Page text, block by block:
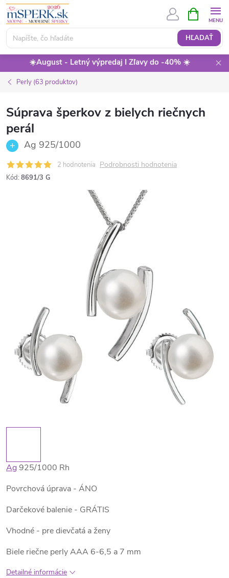
Prejsť
obsah
HĽADAŤ
KOŠÍK
☀️August - Letný výpredaj I Zľavy do -40% ☀️
Perly (63 produktov)
Súprava šperkov z bielych riečnych
perál
Ag 925/1000
2 hodnotenia Podrobnosti hodnotenia
Kód: 8691/3 G
Ag925/1000 Rh
Povrchová úprava - ÁNO
Darčekové balenie - GRÁTIS
Vhodné - pre dievčatá a ženy
Biele riečne perly AAA 6-6,5 a 7 mm
Detailné informácie